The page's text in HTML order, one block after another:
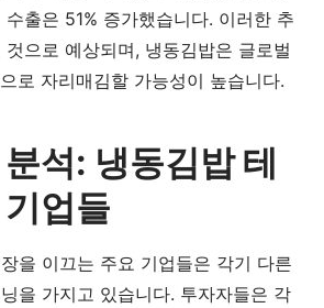
출은 51% 증가했습니다. 이러한 추
으로 예상되며, 냉동김밥은 글로벌
로 자리매김할 가능성이 높습니다.
석: 냉동김밥 테
업들
을 이끄는 주요 기업들은 각기 다른
을 가지고 있습니다. 투자자들은 각